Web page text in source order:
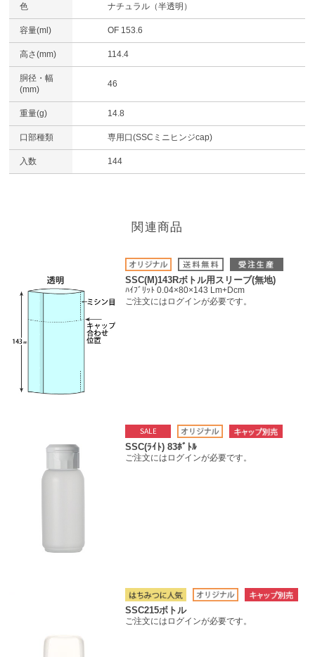
色 ナチュラル（半透明）
容量(ml) OF 153.6
高さ(mm) 114.4
胴径・幅
(mm)
46
重量(g) 14.8
口部種類 専用口(SSCミニヒンジcap)
入数 144
関連商品
SSC(M)143Rボトル用スリーブ(無地)
ﾊｲﾌﾞﾘｯﾄ 0.04×80×143 Lm+Dcm
ご注文にはログインが必要です。
SSC(ﾗｲﾄ) 83ﾎﾞﾄﾙ
ご注文にはログインが必要です。
SSC215ボトル
ご注文にはログインが必要です。